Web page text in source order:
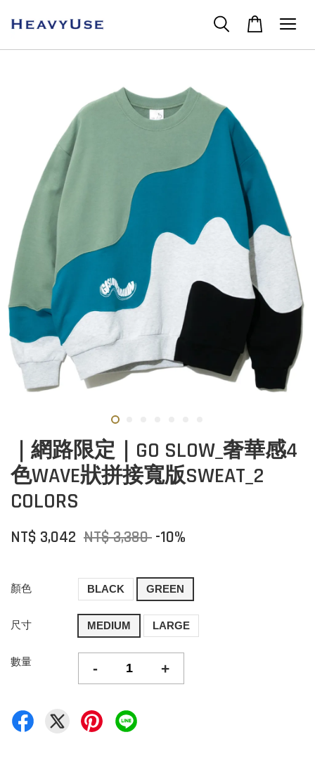
｜網路限定｜GO SLOW_奢華感4
色WAVE狀拼接寬版SWEAT_2
COLORS
NT$ 3,042 NT$ 3,380 -10%
顏色 BLACK GREEN
尺寸 MEDIUM LARGE
數量 - +